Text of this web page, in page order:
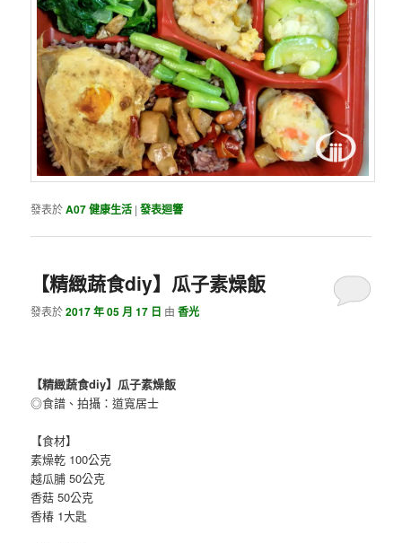
發表於A07 健康生活 |發表迴響
【精緻蔬食diy】瓜子素燥飯
發表於2017 年 05 月 17 日 由香光
【精緻蔬食diy】瓜子素燥飯
◎食譜、拍攝：道寬居士
【食材】
素燥乾 100公克
越瓜脯 50公克
香菇 50公克
香椿 1大匙